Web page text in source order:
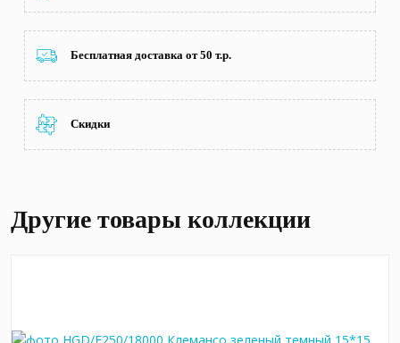
Бесплатная доставка от 50 т.р.
Скидки
Другие товары коллекции